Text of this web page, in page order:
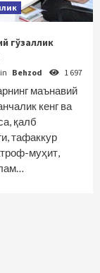
гўзаллик
Behzod 1 697
маънавий
кенг ва
қалб
тафаккур
муҳит,